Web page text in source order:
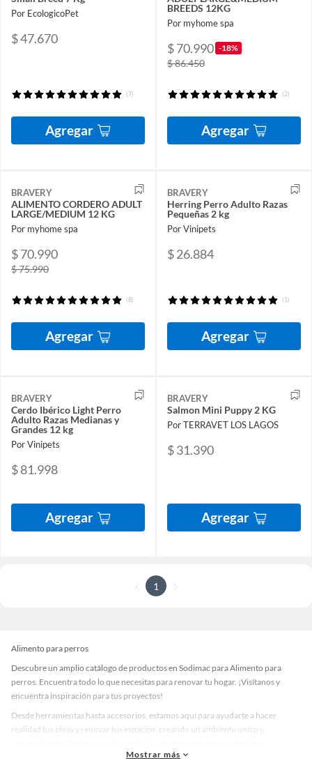
Por EcologicoPet
$ 47.670
(7)
Agregar
BREEDS 12KG
Por myhome spa
$ 70.990 -18%
$ 86.450
(2)
Agregar
BRAVERY
ALIMENTO CORDERO ADULT
LARGE/MEDIUM 12 KG
Por myhome spa
$ 70.990
$ 75.990
(8)
Agregar
BRAVERY
Herring Perro Adulto Razas
Pequeñas 2 kg
Por Vinipets
$ 26.884
(1)
Agregar
BRAVERY
Cerdo Ibérico Light Perro
Adulto Razas Medianas y
Grandes 12 kg
Por Vinipets
$ 81.998
Agregar
BRAVERY
Salmon Mini Puppy 2 KG
Por TERRAVET LOS LAGOS
$ 31.390
Agregar
1
Alimento para perros
Descubre un amplio catálogo de productos en Sodimac para Alimento para
perros. Encuentra todo lo que necesitas para renovar tu hogar. ¡Visítanos y
encuentra inspiración para tus proyectos!
Desde herramientas hasta accesorios, estamos aquí para ayudarte a hacer
realidad tus ideas y renovar tus espacios, creando un ambiente único y
accesorios de calidad que te ayudarán a crear un espacio más tú.
Mostrar más